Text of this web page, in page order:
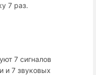
7 раз.
7 сигналов
и 7 звуковых